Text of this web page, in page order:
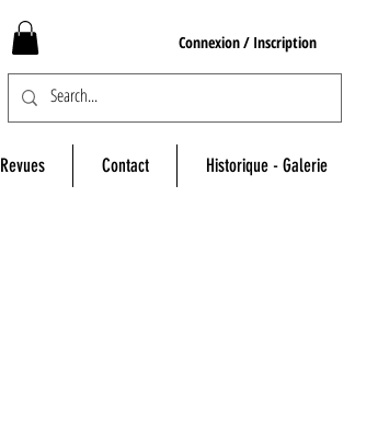
Connexion / Inscription
Revues Contact Historique - Galerie